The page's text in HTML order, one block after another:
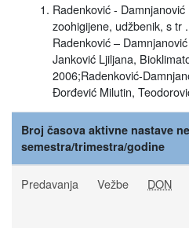
Radenković -
zoohigijene, udžbenik, s tr
Radenković –
Janković Ljiljana,
2006;Radenković-
Đorđević Milutin,
Broj časova aktivne nastave
semestra/trimestra/godine
Predavanja Vežbe DON